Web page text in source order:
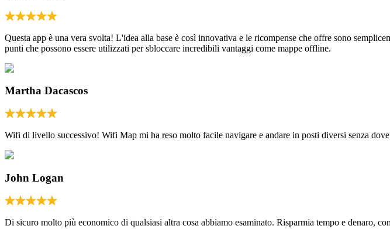
Questa app è una vera svolta! L'idea alla base è così innovativa e le ricompense che offre sono
punti che possono essere utilizzati per sbloccare incredibili vantaggi come mappe offline.
Martha Dacascos
Wifi di livello successivo! Wifi Map mi ha reso molto facile navigare e andare in posti diversi senza
John Logan
Di sicuro molto più economico di qualsiasi altra cosa abbiamo esaminato. Risparmia tempo e denaro,